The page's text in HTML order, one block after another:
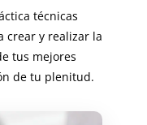
técnicas
crear y realizar la
tus mejores
de tu plenitud.